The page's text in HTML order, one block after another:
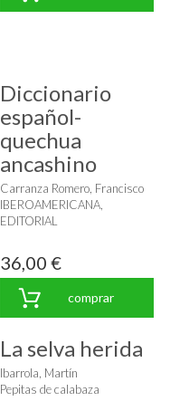
Diccionario
español-
quechua
ancashino
Carranza Romero, Francisco
IBEROAMERICANA,
EDITORIAL
36,00 €
comprar
La selva herida
Ibarrola, Martín
Pepitas de calabaza